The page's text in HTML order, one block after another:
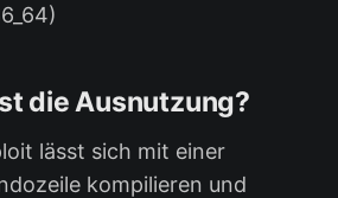
die Ausnutzung?
lässt sich mit einer
kompilieren und